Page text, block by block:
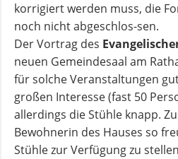
korrigiert werden muss, die
noch nicht abgeschlos-sen.
Der Vortrag des
neuen Gemeindesaal am
für solche Veranstaltungen
großen Interesse (fast 50
allerdings die Stühle knapp.
Bewohnerin des Hauses so
Stühle zur Verfügung zu